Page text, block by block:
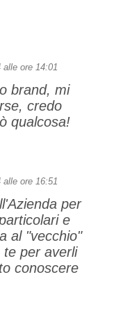
alle ore 14:01
brand, mi
credo
qualcosa!
alle ore 16:51
per
e
al "vecchio"
te per averli
conoscere